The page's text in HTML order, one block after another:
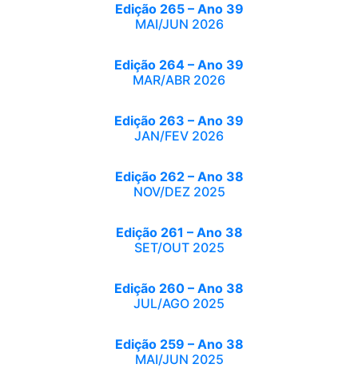
Edição 265 – Ano 39
MAI/JUN 2026
Edição 264 – Ano 39
MAR/ABR 2026
Edição 263 – Ano 39
JAN/FEV 2026
Edição 262 – Ano 38
NOV/DEZ 2025
Edição 261 – Ano 38
SET/OUT 2025
Edição 260 – Ano 38
JUL/AGO 2025
Edição 259 – Ano 38
MAI/JUN 2025